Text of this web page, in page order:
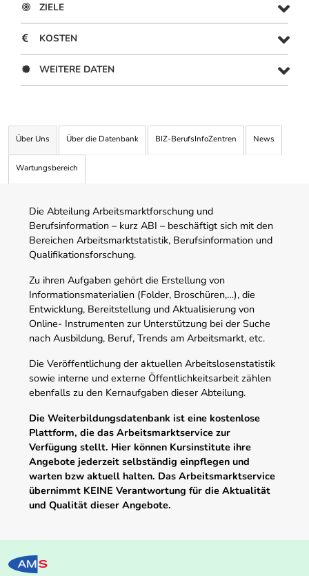
ZIELE
KOSTEN
WEITERE DATEN
Über Uns Über die Datenbank BIZ-BerufsInfoZentren News
Wartungsbereich
Die Abteilung Arbeitsmarktforschung und
Berufsinformation – kurz ABI – beschäftigt sich mit den
Bereichen Arbeitsmarktstatistik, Berufsinformation und
Qualifikationsforschung.
Zu ihren Aufgaben gehört die Erstellung von
Informationsmaterialien (Folder, Broschüren,…), die
Entwicklung, Bereitstellung und Aktualisierung von
Online- Instrumenten zur Unterstützung bei der Suche
nach Ausbildung, Beruf, Trends am Arbeitsmarkt, etc.
Die Veröffentlichung der aktuellen Arbeitslosenstatistik
sowie interne und externe Öffentlichkeitsarbeit zählen
ebenfalls zu den Kernaufgaben dieser Abteilung.
Die Weiterbildungsdatenbank ist eine kostenlose
Plattform, die das Arbeitsmarktservice zur
Verfügung stellt. Hier können Kursinstitute ihre
Angebote jederzeit selbständig einpflegen und
warten bzw aktuell halten. Das Arbeitsmarktservice
übernimmt KEINE Verantwortung für die Aktualität
und Qualität dieser Angebote.